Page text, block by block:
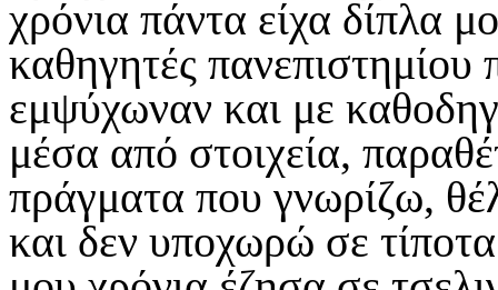
χρόνια πάντα είχα δίπλα
καθηγητές
εμψύχωναν και με
μέσα από στοιχεία,
πράγματα που γνωρίζω,
και δεν υποχωρώ σε